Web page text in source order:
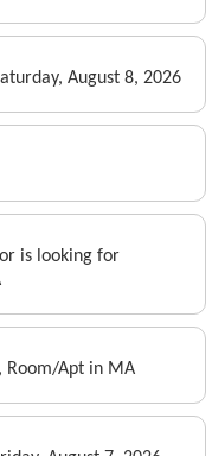
August 8, 2026
is looking for
Room/Apt in MA